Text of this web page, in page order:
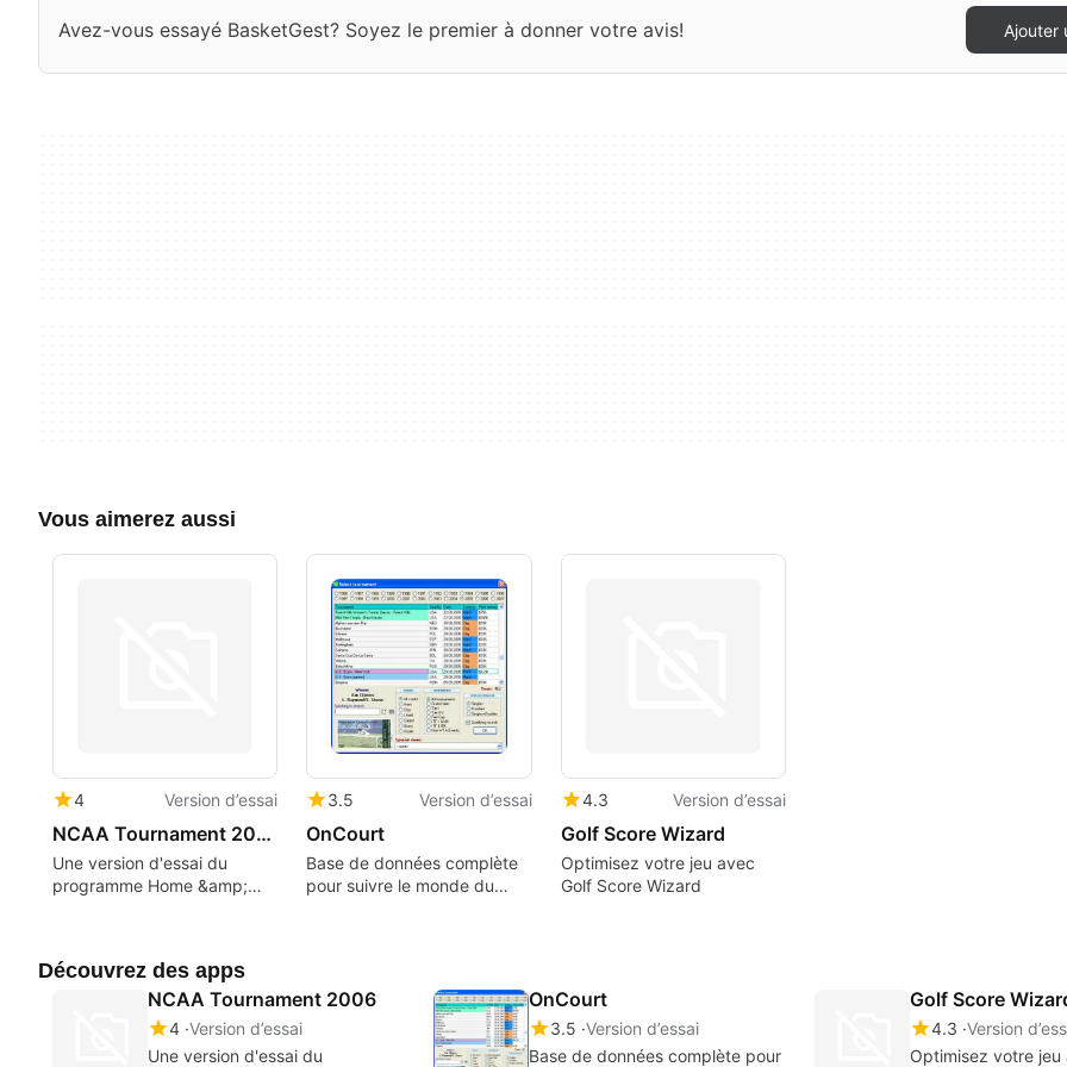
Avez-vous essayé BasketGest? Soyez le premier à donner votre avis! Ajouter
Vous aimerez aussi
4 Version d’essai
NCAA Tournament 2006
Une version d'essai du
programme Home &amp;
3.5 Version d’essai
OnCourt
Base de données complète
pour suivre le monde du
4.3 Version d’essai
Golf Score Wizard
Optimisez votre jeu avec
Golf Score Wizard
Découvrez des apps
NCAA Tournament 2006
4 Version d’essai
Une version d'essai du
OnCourt
3.5 Version d’essai
Base de données complète pour
Golf Score
4.3 Version
Optimisez votre jeu